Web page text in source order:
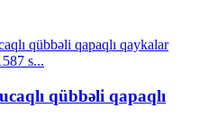
qübbəli qapaqlı